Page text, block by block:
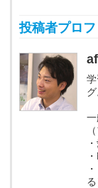
投稿者プロ
グ
る